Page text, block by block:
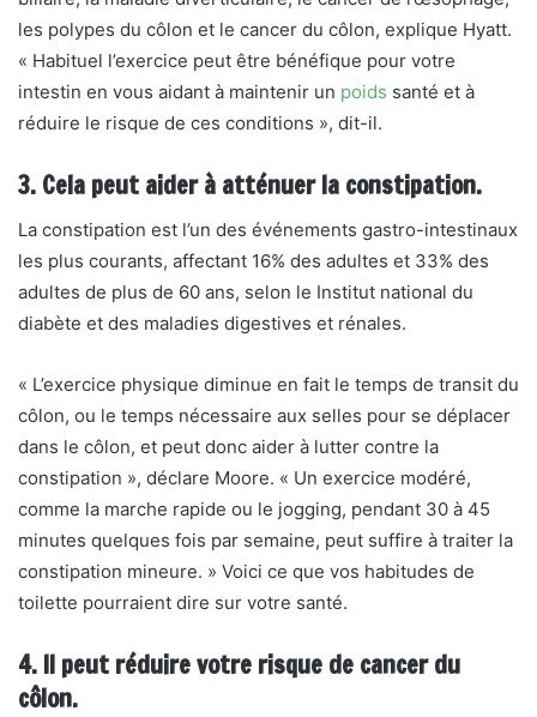
les polypes du côlon et le cancer du côlon, explique Hyatt.
« Habituel l’exercice peut être bénéfique pour votre
intestin en vous aidant à maintenir un poids santé et à
réduire le risque de ces conditions », dit-il.
3. Cela peut aider à atténuer la constipation.
La constipation est l’un des événements gastro-intestinaux
les plus courants, affectant 16% des adultes et 33% des
adultes de plus de 60 ans, selon le Institut national du
diabète et des maladies digestives et rénales.
« L’exercice physique diminue en fait le temps de transit du
côlon, ou le temps nécessaire aux selles pour se déplacer
dans le côlon, et peut donc aider à lutter contre la
constipation », déclare Moore. « Un exercice modéré,
comme la marche rapide ou le jogging, pendant 30 à 45
minutes quelques fois par semaine, peut suffire à traiter la
constipation mineure. » Voici ce que vos habitudes de
toilette pourraient dire sur votre santé.
4. Il peut réduire votre risque de cancer du
côlon.